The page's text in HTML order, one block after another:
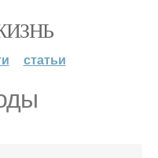
статьи